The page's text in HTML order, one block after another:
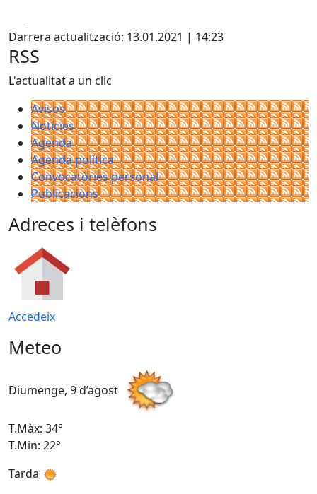
Darrera actualització: 13.01.2021 | 14:23
RSS
L'actualitat a un clic
Avisos
Notícies
Agenda
Agenda política
Convocatòries personal
Publicacions
Adreces i telèfons
Accedeix
Meteo
Diumenge, 9 d’agost
T.Màx: 34°
T.Min: 22°
Tarda